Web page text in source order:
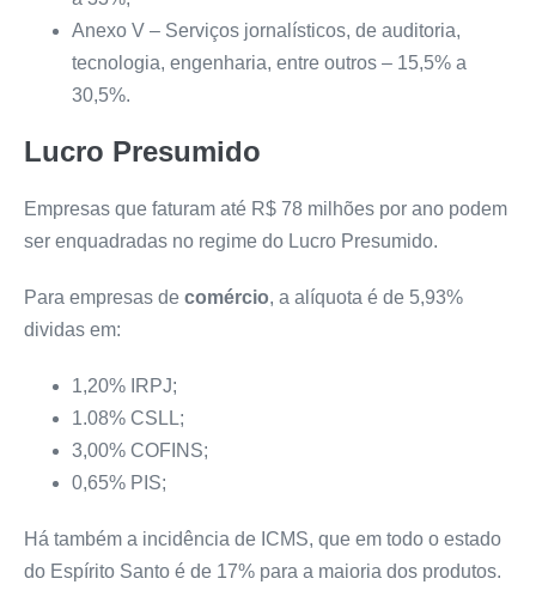
Anexo V – Serviços jornalísticos, de auditoria,
tecnologia, engenharia, entre outros – 15,5% a
30,5%.
Lucro Presumido
Empresas que faturam até R$ 78 milhões por ano podem
ser enquadradas no regime do Lucro Presumido.
Para empresas de comércio, a alíquota é de 5,93%
dividas em:
1,20% IRPJ;
1.08% CSLL;
3,00% COFINS;
0,65% PIS;
Há também a incidência de ICMS, que em todo o estado
do Espírito Santo é de 17% para a maioria dos produtos.